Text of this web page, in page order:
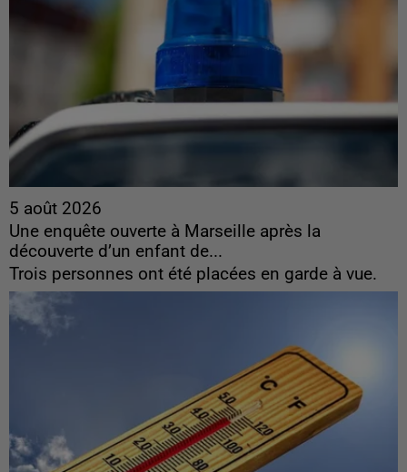
5 août 2026
Une enquête ouverte à Marseille après la
découverte d’un enfant de...
Trois personnes ont été placées en garde à vue.